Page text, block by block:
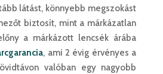
látást, könnyebb megszokást
biztosít, mint a márkázatlan
a márkázott lencsék árába
, ami 2 évig érvényes a
valóban egy nagyobb